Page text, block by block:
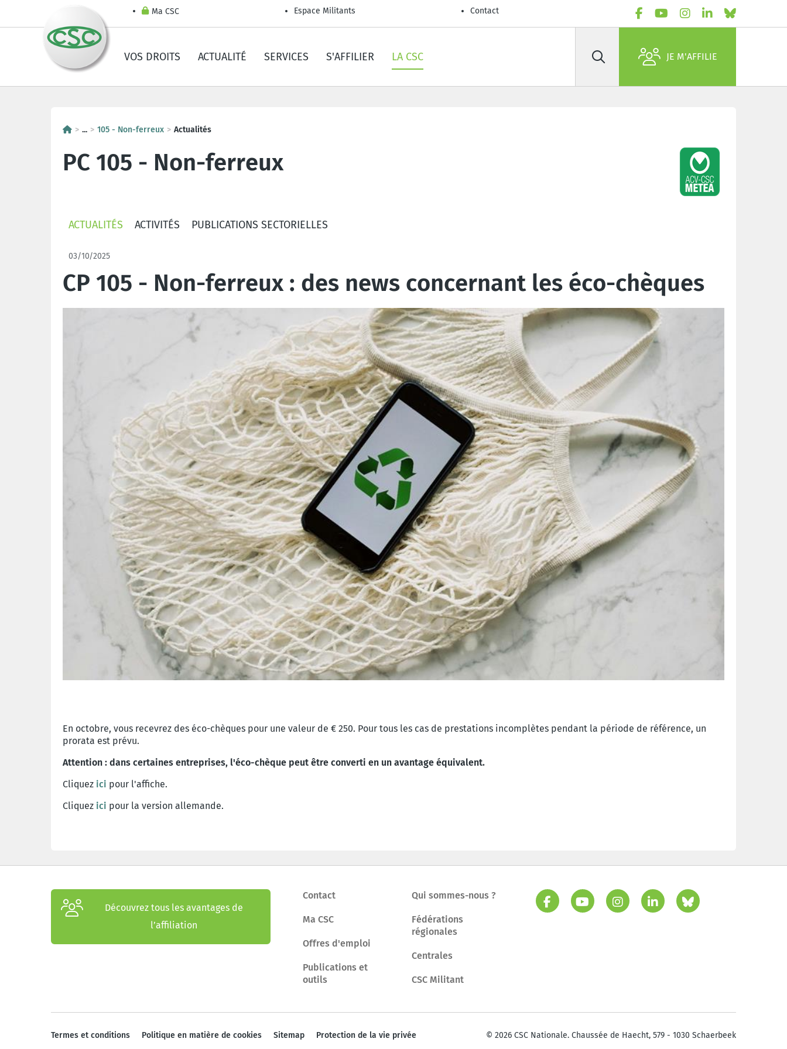
Ma CSC Espace Militants Contact
VOS DROITS ACTUALITÉ SERVICES S'AFFILIER LA CSC Rechercher JE M'AFFILIE
... 105 - Non-ferreux Actualités
PC 105 - Non-ferreux
ACTUALITÉS ACTIVITÉS PUBLICATIONS SECTORIELLES
03/10/2025
CP 105 - Non-ferreux : des news concernant les éco-chèques
En octobre, vous recevrez des éco-chèques pour une valeur de € 250. Pour tous les cas de prestations incomplètes pendant la période de référence, un
prorata est prévu.
Attention : dans certaines entreprises, l'éco-chèque peut être converti en un avantage équivalent.
Cliquez ici pour l'affiche.
Cliquez ici pour la version allemande.
Découvrez tous les avantages de
l’affiliation
Contact
Ma CSC
Offres d'emploi
Publications et
outils
Qui sommes-nous ?
Fédérations
régionales
Centrales
CSC Militant
Termes et conditions Politique en matière de cookies Sitemap Protection de la vie privée © 2026 CSC Nationale. Chaussée de Haecht, 579 - 1030 Schaerbeek